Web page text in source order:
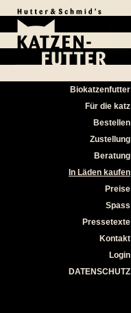
Biokatzenfutter
Für die katz
Bestellen
Zustellung
Beratung
In Läden kaufen
Preise
Spass
Pressetexte
Kontakt
Login
DATENSCHUTZ